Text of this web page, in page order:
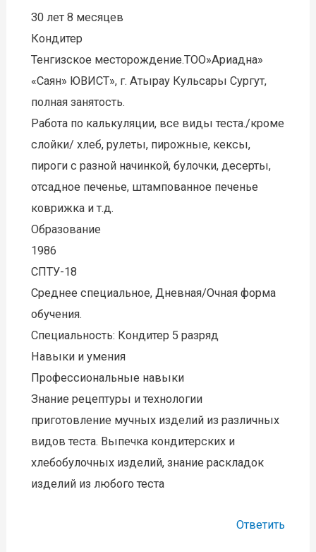
30 лет 8 месяцев
Кондитер
Тенгизское месторождение.ТОО»Ариадна»
«Саян» ЮВИСТ», г. Атырау Кульсары Сургут,
полная занятость.
Работа по калькуляции, все виды теста./кроме
слойки/ хлеб, рулеты, пирожные, кексы,
пироги с разной начинкой, булочки, десерты,
отсадное печенье, штампованное печенье
коврижка и т.д.
Образование
1986
СПТУ-18
Среднее специальное, Дневная/Очная форма
обучения.
Специальность: Кондитер 5 разряд
Навыки и умения
Профессиональные навыки
Знание рецептуры и технологии
приготовление мучных изделий из различных
видов теста. Выпечка кондитерских и
хлебобулочных изделий, знание раскладок
изделий из любого теста
Ответить